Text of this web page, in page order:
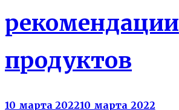
рекомендации
продуктов
10 марта 202210 марта 2022